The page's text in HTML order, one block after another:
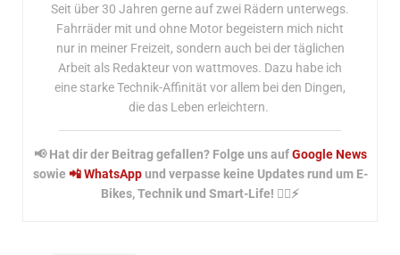
Seit über 30 Jahren gerne auf zwei Rädern unterwegs.
Fahrräder mit und ohne Motor begeistern mich nicht
nur in meiner Freizeit, sondern auch bei der täglichen
Arbeit als Redakteur von wattmoves. Dazu habe ich
eine starke Technik-Affinität vor allem bei den Dingen,
die das Leben erleichtern.
📢 Hat dir der Beitrag gefallen? Folge uns aufGoogle News
sowie 📲 WhatsAppund verpasse keine Updates rund um E-
Bikes, Technik und Smart-Life! 🚴‍♂️⚡